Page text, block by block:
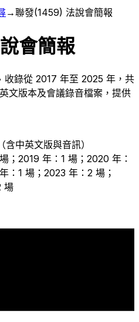
→聯發(1459) 法說會簡報
會簡報
收錄從 2017 年至 2025 年，共
文版本及會議錄音檔案，提供
中英文版與音訊）
；2019 年：1 場；2020 年：
：1 場；2023 年：2 場；
場